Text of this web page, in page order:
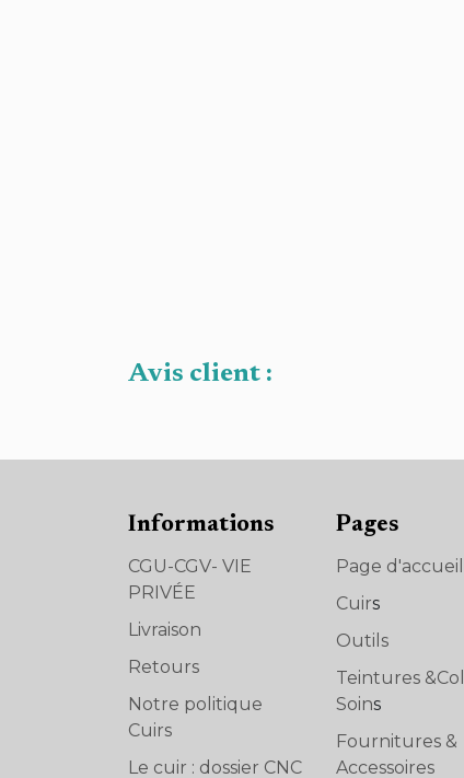
Avis client :
Informations
CGU-CGV- VIE
PRIVÉE
Livraison
Retours
Notre politique
Cuirs
Le cuir : dossier CNC
Pages
Page d'accueil
Cuirs
Outils
Teintures
Soins
Fournitures &
Accessoires